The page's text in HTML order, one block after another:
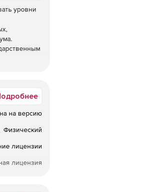
уровни
на версию
Физический
лицензии
лицензия